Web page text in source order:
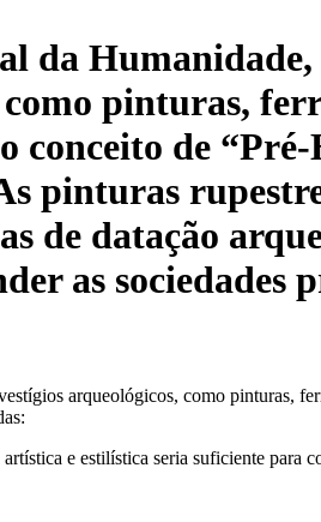
da Humanidade,
pinturas,
conceito de
pinturas
de datação
as sociedades
arqueológicos, como pinturas,
e estilística seria suficiente para